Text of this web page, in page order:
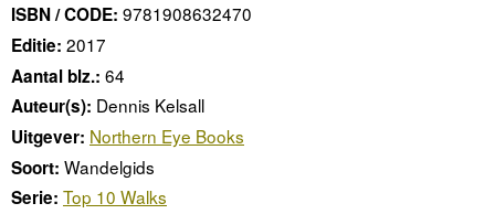
ISBN / CODE: 9781908632470
Editie: 2017
Aantal blz.: 64
Auteur(s): Dennis Kelsall
Uitgever: Northern Eye Books
Soort: Wandelgids
Serie: Top 10 Walks